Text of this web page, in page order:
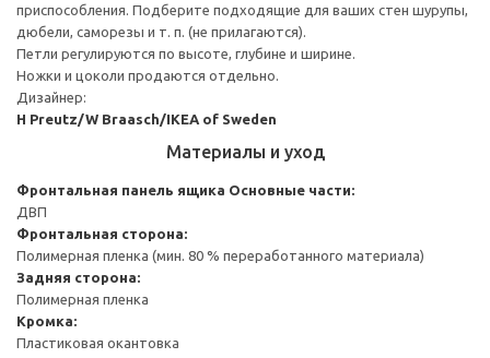
приспособления. Подберите подходящие для ваших стен шурупы,
дюбели, саморезы и т. п. (не прилагаются).
Петли регулируются по высоте, глубине и ширине.
Ножки и цоколи продаются отдельно.
Дизайнер:
H Preutz/W Braasch/IKEA of Sweden
Материалы и уход
Фронтальная панель ящика Основные части:
ДВП
Фронтальная сторона:
Полимерная пленка (мин. 80 % переработанного материала)
Задняя сторона:
Полимерная пленка
Кромка:
Пластиковая окантовка